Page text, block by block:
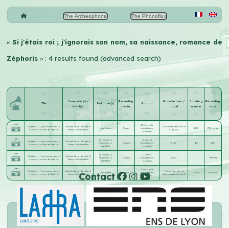
The Archeophone The Phonoflux
« Si j'étais roi ; j'ignorais son nom, sa naissance, romance de
Zéphoris» : 4 results found (advanced search)
Title
Composer(s) /
lyricist(s)
Performer(s)
Recording
media
Format
Manufacturer /
Label
Catalog
number
Recording
date
Listen
Si j'étais roi ; j'ignorais son nom, sa
naissance, romance de Zéphoris
Adolphe Adam ;
Adolphe d'
Ennery ; Jules-Henri Brésil
Léon Cordier Disque
17 cm aiguille
(enregistrement
acoustique)
Zonophone international
Company
12051 1903-jan.-fev
Listen
Si j'étais roi ; j'ignorais son nom, sa
naissance, romance de Zéphoris
Adolphe Adam ;
Adolphe d'
Ennery ; Jules-Henri Brésil
Anonyme(s) ou
interprète(s) non
identifié(s)
Cylindre
Standard
(enregistrement
acoustique)
Pathé 483 1898
Listen
Si j'étais roi ; j'ignorais son nom, sa
naissance, romance de Zéphoris
Adolphe Adam ;
Adolphe d'
Ennery ; Jules-Henri Brésil
Anonyme(s) ou
interprète(s) non
identifié(s)
cylindre
Lioret n°4
(enregistrement
acoustique)
Lioret 1899-1901
Listen
Si j'étais roi ; j'ignorais son nom, sa
naissance, romance de Zéphoris
Adolphe Adam ;
Adolphe d'
Ennery ; Jules-Henri Brésil
Jules Gautier Disque
27 cm aiguille
(enregistrement
acoustique)
Odeon International
talking machine Co.m.b.H.
33824 1904-08-xx
Contact